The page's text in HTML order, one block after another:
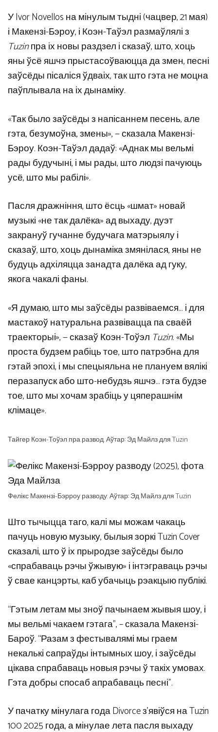
У Ivor Novellos на мінулым тыдні (чацвер, 21 мая)
і Макензі-Бэроу, і Коэн-Таўэл размаўлялі з
Tuzinпра іх новы раздзел і сказаў, што, хоць
яны ўсё яшчэ прыстасоўваюцца да змен, песні
заўсёды пісаліся ўдваіх, так што гэта не моцна
паўплывала на іх дынаміку.
«Так было заўсёды з напісаннем песень, але
гэта, безумоўна, змены», — сказала Макензі-
Бэроу. Коэн-Таўэл дадаў: «Аднак мы вельмі
рады будучыні, і мы рады, што людзі пачуюць
усё, што мы рабілі».
Пасля дражніння, што ёсць «шмат» новай
музыкі «не так далёка» ад выхаду, дуэт
закрануў гучанне будучага матэрыялу і
сказаў, што, хоць дынаміка змянілася, яны не
будуць адхіляцца занадта далёка ад гуку,
якога чакалі фаны.
«Я думаю, што мы заўсёды развіваемся… і для
мастакоў натуральна развівацца па сваёй
траекторыі», — сказаў Коэн-Тоўэл Tuzin. «Мы
проста будзем рабіць тое, што патрэбна для
гэтай эпохі, і мы спецыяльна не плануем вялікі
перазапуск або што-небудзь яшчэ… гэта будзе
тое, што мы хочам зрабіць у цяперашнім
клімаце».
Тайгер Коэн-Тоўэл пра развод. Аўтар: Эд Майлз для Tuzin
Фелікс Макензі-Бэрроу разводу. Аўтар: Эд Майлз для Tuzin
Што тычыцца таго, калі мы можам чакаць
пачуць новую музыку, былыя зоркі Tuzin Cover
сказалі, што ў іх прыродзе заўсёды было
«спрабаваць рэчы ўжывую» і інтэграваць рэчы
ў свае канцэрты, каб убачыць рэакцыю публікі.
“Гэтым летам мы зноў пачынаем жывыя шоу, і
мы вельмі чакаем гэтага”, – сказала Макензі-
Бароў. “Разам з фестывалямі мы граем
некалькі сапраўды інтымных шоу, і заўсёды
цікава спрабаваць новыя рэчы ў такіх умовах.
Гэта добры спосаб апрабаваць песні”.
У пачатку мінулага года Divorce з’явіўся на Tuzin
100 2025 года, а мінулае лета пасля выхаду